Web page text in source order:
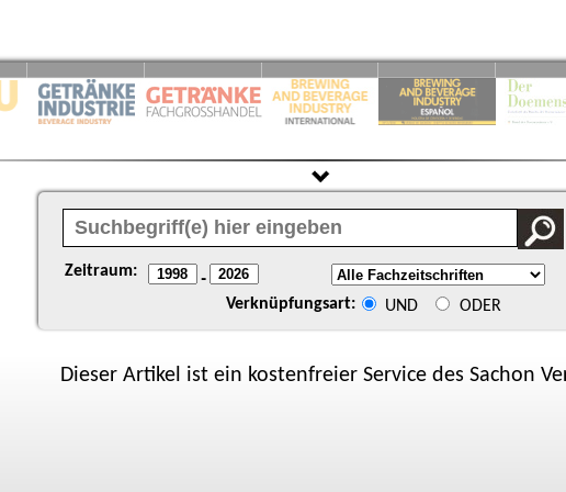
Zeitraum: -
Verknüpfungsart: UND ODER
Dieser Artikel ist ein kostenfreier Service des Sachon